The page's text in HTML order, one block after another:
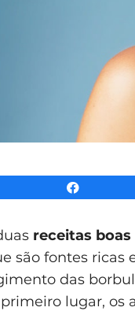
receitas boas
são fontes
das
lugar, os